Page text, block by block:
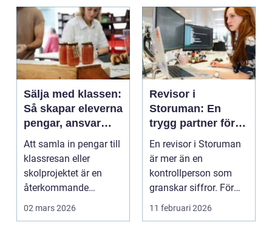
Sälja med klassen:
Så skapar eleverna
pengar, ansvar
och gemenskap
Att samla in pengar till
klassresan eller
skolprojektet är en
återkommande
02 mars 2026
Revisor i
Storuman: En
trygg partner för
företagets siffror
och beslut
En revisor i Storuman
är mer än en
kontrollperson som
granskar siffror. För
mån...
11 februari 2026